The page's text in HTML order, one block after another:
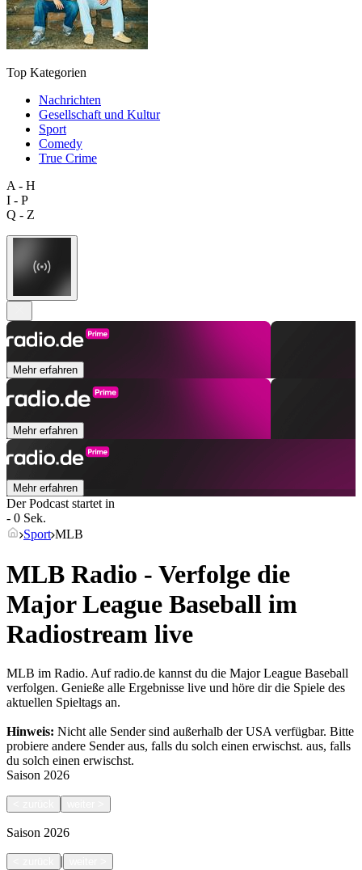
Top Kategorien
Nachrichten
Gesellschaft und Kultur
Sport
Comedy
True Crime
A - H
I - P
Q - Z
Mehr erfahren
Mehr erfahren
Mehr erfahren
Der Podcast startet in
- 0 Sek.
Sport MLB
MLB Radio - Verfolge die
Major League Baseball im
Radiostream live
MLB im Radio. Auf radio.de kannst du die Major League Baseball
verfolgen. Genieße alle Ergebnisse live und höre dir die Spiele des
aktuellen Spieltags an.
Hinweis: Nicht alle Sender sind außerhalb der USA verfügbar. Bitte
probiere andere Sender aus, falls du solch einen erwischst. aus, falls
du solch einen erwischst.
Saison 2026
Saison 2026
|